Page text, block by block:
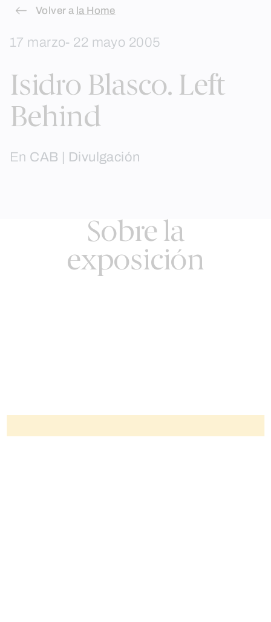
Skip
content
Volver a la Home
17 marzo- 22 mayo 2005
Isidro Blasco. Left
Behind
En CAB | Divulgación
Sobre la
exposición